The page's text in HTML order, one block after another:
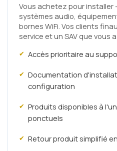
Vous achetez pour installer
systèmes audio,
bornes WiFi. Vos clients
service et un SAV que vous
Accès prioritaire au
Documentation
configuration
Produits disponibles à
ponctuels
Retour produit simplifié